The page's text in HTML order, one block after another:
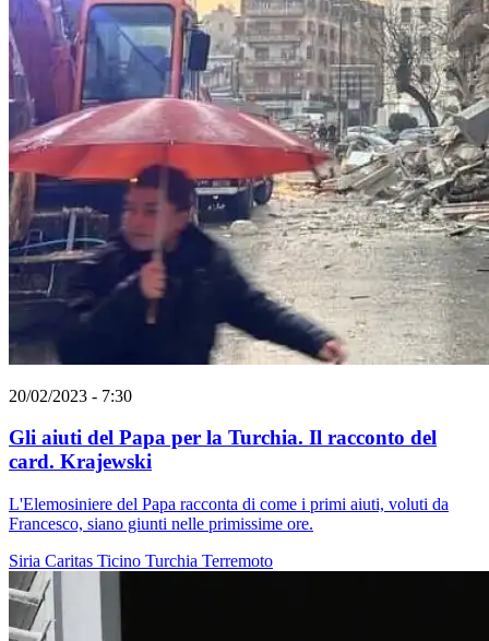
20/02/2023 - 7:30
Gli aiuti del Papa per la Turchia. Il racconto del
card. Krajewski
L'Elemosiniere del Papa racconta di come i primi aiuti, voluti da
Francesco, siano giunti nelle primissime ore.
Siria Caritas Ticino Turchia Terremoto